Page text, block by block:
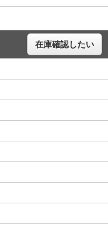
在庫確認したい